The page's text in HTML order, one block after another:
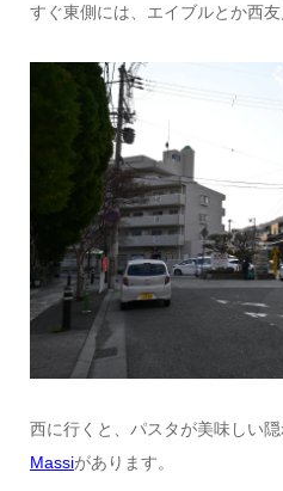
すぐ東側には、エイブルとか西
西に行くと、パスタが美味しい
Massiがあります。